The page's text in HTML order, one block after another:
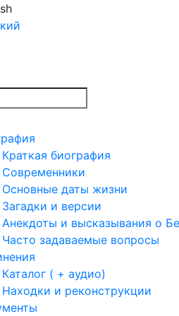
Краткая биография
Современники
Основные даты жизни
Загадки и версии
Анекдоты и высказывания о
Часто задаваемые вопросы
Каталог ( + аудио)
Находки и реконструкции